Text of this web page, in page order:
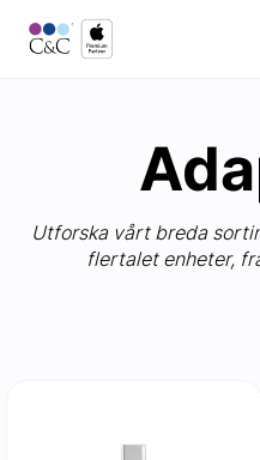
Utforska vårt breda
flertalet enheter,